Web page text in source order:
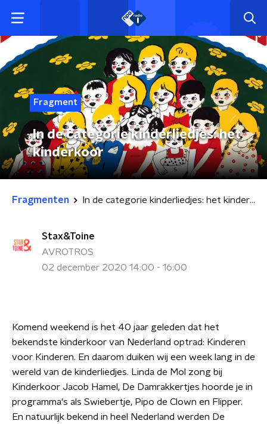
Fragment
In de categorie kinderliedjes: het
kinderkoor
Fragmenten In de categorie kinderliedjes: het kinderkoor
Stax&Toine
AVROTROS
02 december 2020 14:00 - 16:00
Komend weekend is het 40 jaar geleden dat het
bekendste kinderkoor van Nederland optrad: Kinderen
voor Kinderen. En daarom duiken wij een week lang in de
wereld van de kinderliedjes. Linda de Mol zong bij
Kinderkoor Jacob Hamel, De Damrakkertjes hoorde je in
programma's als Swiebertje, Pipo de Clown en Flipper.
En natuurlijk bekend in heel Nederland werden De